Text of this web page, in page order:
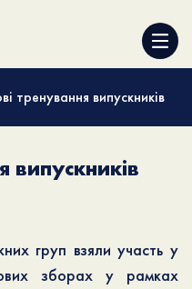
тренування випускників
випускників
груп взяли участь у
зборах у рамках